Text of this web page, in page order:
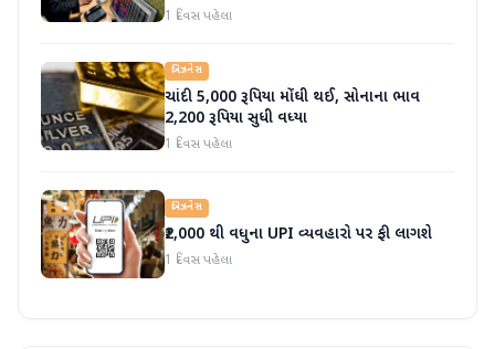
1 દિવસ પહેલા
બિઝનેસ
ચાંદી 5,000 રૂપિયા મોંઘી થઈ, સોનાના ભાવ
2,200 રૂપિયા સુધી વધ્યા
1 દિવસ પહેલા
બિઝનેસ
₹2,000 થી વધુના UPI વ્યવહારો પર ફી લાગશે
1 દિવસ પહેલા